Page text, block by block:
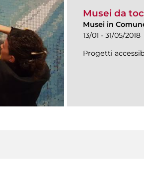
Musei da
Musei in
13/01 - 31/05/2018
Progetti